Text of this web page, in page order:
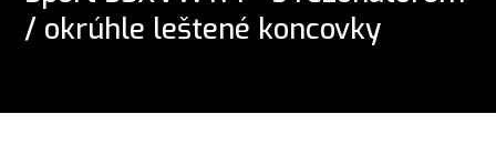
/ okrúhle leštené koncovky